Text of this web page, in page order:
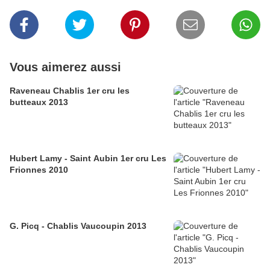
Vous aimerez aussi
Raveneau Chablis 1er cru les
butteaux 2013
Hubert Lamy - Saint Aubin 1er cru Les
Frionnes 2010
G. Picq - Chablis Vaucoupin 2013